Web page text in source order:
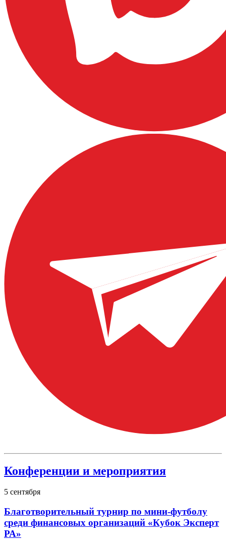
Конференции и мероприятия
5 сентября
Благотворительный турнир по мини-футболу
среди финансовых организаций «Кубок Эксперт
РА»